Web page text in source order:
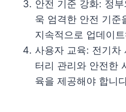
안전 기준 강화: 정
욱 엄격한 안전 기준
지속적으로 업데이
사용자 교육: 전기차
터리 관리와 안전한
육을 제공해야 합니